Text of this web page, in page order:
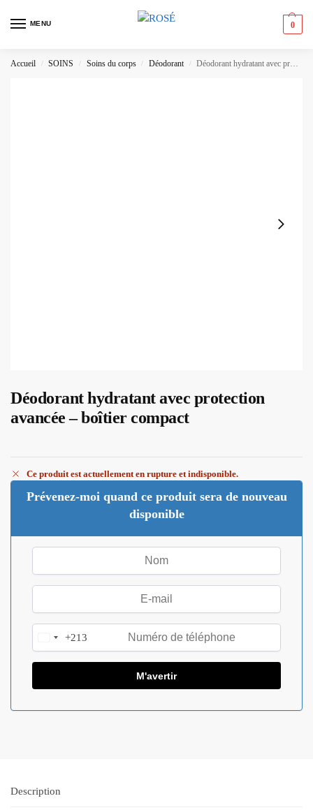
MENU 0
Accueil / SOINS / Soins du corps / Déodorant / Déodorant hydratant avec protection avancée – boîtier compact
Déodorant hydratant avec protection
avancée – boîtier compact
Ce produit est actuellement en rupture et indisponible.
Prévenez-moi quand ce produit sera de nouveau
disponible
e
3
+213
Description